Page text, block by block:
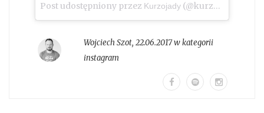
Post udostępniony przez Kurzojady (@kurzojady_insta)
Wojciech Szot, 22.06.2017 w kategorii
instagram